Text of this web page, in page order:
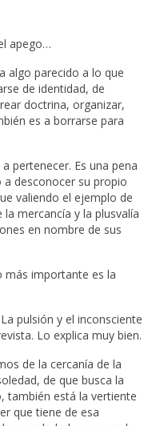
apego…
algo parecido a lo que
de identidad, de
doctrina, organizar,
es a borrarse para
pertenecer. Es una pena
desconocer su propio
valiendo el ejemplo de
mercancía y la plusvalía
en nombre de sus
más importante es la
pulsión y el inconsciente
Lo explica muy bien.
de la cercanía de la
de que busca la
también está la vertiente
que tiene de esa